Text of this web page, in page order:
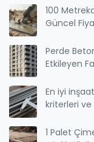
100
Güncel
Perde
Etkileyen
En iyi
kriterleri
1 Palet